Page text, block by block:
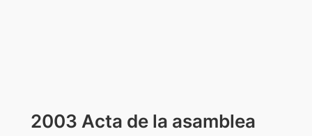
2003 Acta de la asamblea